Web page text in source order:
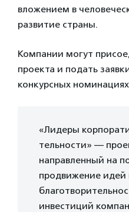
вложением в
развитие страны.
Компании могут
проекта и подать
конкурсных номинациях
«Лидеры
тель­ности» —
направленный на
продвижение идей
инвестиций